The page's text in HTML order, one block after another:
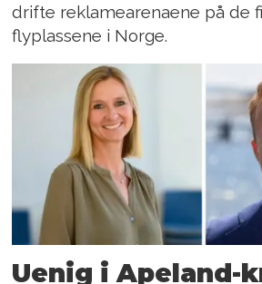
drifte reklamearenaene på de
flyplassene i Norge.
Uenig i Apeland-